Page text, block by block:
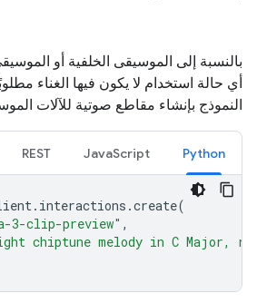
بالنسبة إلى الموسيقى الخلفية أو
أي حالة استخدام لا يكون فيها الغناء
النموذج بإنشاء مقاطع صوتية للآلات
Python
JavaScript
REST
. interactions .create(
3-clip-preview" ,
chiptune melody in C Major,